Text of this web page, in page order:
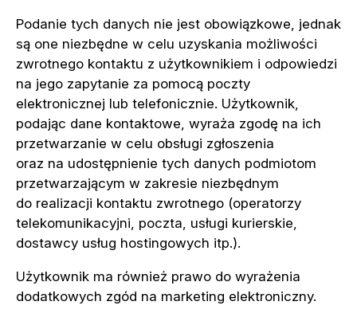
Podanie tych danych nie jest obowiązkowe, jednak
są one niezbędne w celu uzyskania możliwości
zwrotnego kontaktu z użytkownikiem i odpowiedzi
na jego zapytanie za pomocą poczty
elektronicznej lub telefonicznie. Użytkownik,
podając dane kontaktowe, wyraża zgodę na ich
przetwarzanie w celu obsługi zgłoszenia
oraz na udostępnienie tych danych podmiotom
przetwarzającym w zakresie niezbędnym
do realizacji kontaktu zwrotnego (operatorzy
telekomunikacyjni, poczta, usługi kurierskie,
dostawcy usług hostingowych itp.).
Użytkownik ma również prawo do wyrażenia
dodatkowych zgód na marketing elektroniczny.